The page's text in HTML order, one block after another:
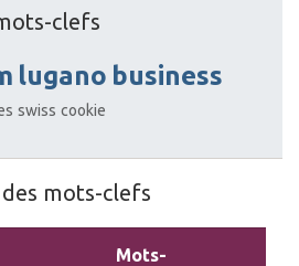
clefs
lugano business
swiss cookie
mots-clefs
Mots-